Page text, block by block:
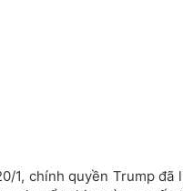
1, chính quyền Trump đã